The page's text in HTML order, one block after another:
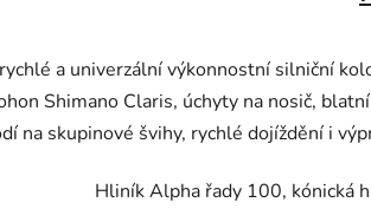
a univerzální výkonnostní silniční
Shimano Claris, úchyty na nosič,
na skupinové švihy, rychlé dojíždění i
Hliník Alpha řady 100, kónická